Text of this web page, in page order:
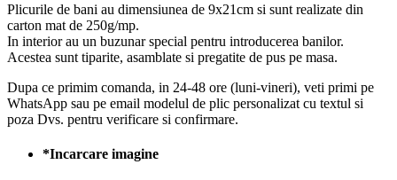
Plicurile de bani au dimensiunea de 9x21cm si sunt realizate din
carton mat de 250g/mp.
In interior au un buzunar special pentru introducerea banilor.
Acestea sunt tiparite, asamblate si pregatite de pus pe masa.
Dupa ce primim comanda, in 24-48 ore (luni-vineri), veti primi pe
WhatsApp sau pe email modelul de plic personalizat cu textul si
poza Dvs. pentru verificare si confirmare.
*Incarcare imagine